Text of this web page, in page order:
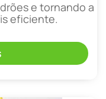
e tornando a
eficiente.